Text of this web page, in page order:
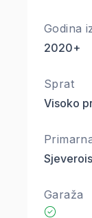
Godina
2020+
Sprat
Visoko
Garaža